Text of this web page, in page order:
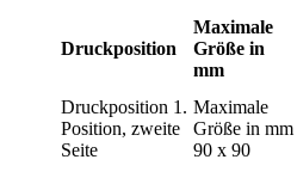
Druckposition
Maximale
Größe in
mm
Druckposition 1.
Position, zweite
Seite
Maximale
Größe in mm
90 x 90